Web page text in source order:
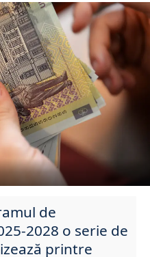
de
2028 o serie de
printre